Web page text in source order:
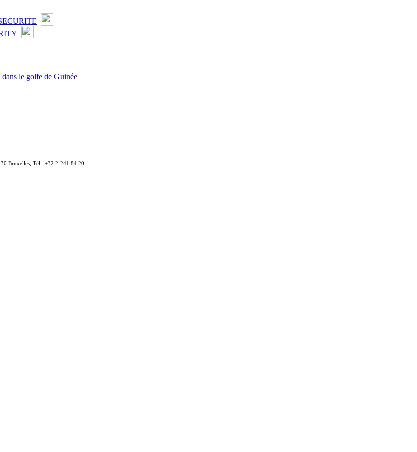
le golfe de Guinée
Bruxelles, Tél.: +32.2.241.84.20